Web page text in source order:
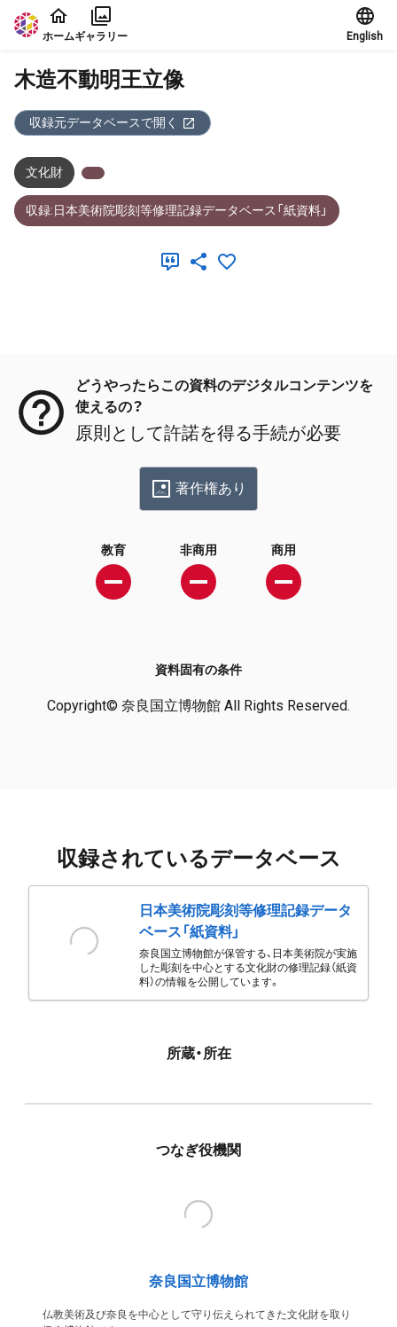
本文に飛ぶ
ホームギャラリー English
木造不動明王立像
収録元データベースで開く
文化財
収録:日本美術院彫刻等修理記録データベース「紙資料」
どうやったらこの資料のデジタルコンテンツを
使えるの？
原則として許諾を得る手続が必要
著作権あり
教育 非商用 商用
資料固有の条件
Copyright© 奈良国立博物館 All Rights Reserved.
収録されているデータベース
日本美術院彫刻等修理記録データ
ベース「紙資料」
奈良国立博物館が保管する、日本美術院が実施
した彫刻を中心とする文化財の修理記録（紙資
料）の情報を公開しています。
所蔵・所在
つなぎ役機関
奈良国立博物館
仏教美術及び奈良を中心として守り伝えられてきた文化財を取り